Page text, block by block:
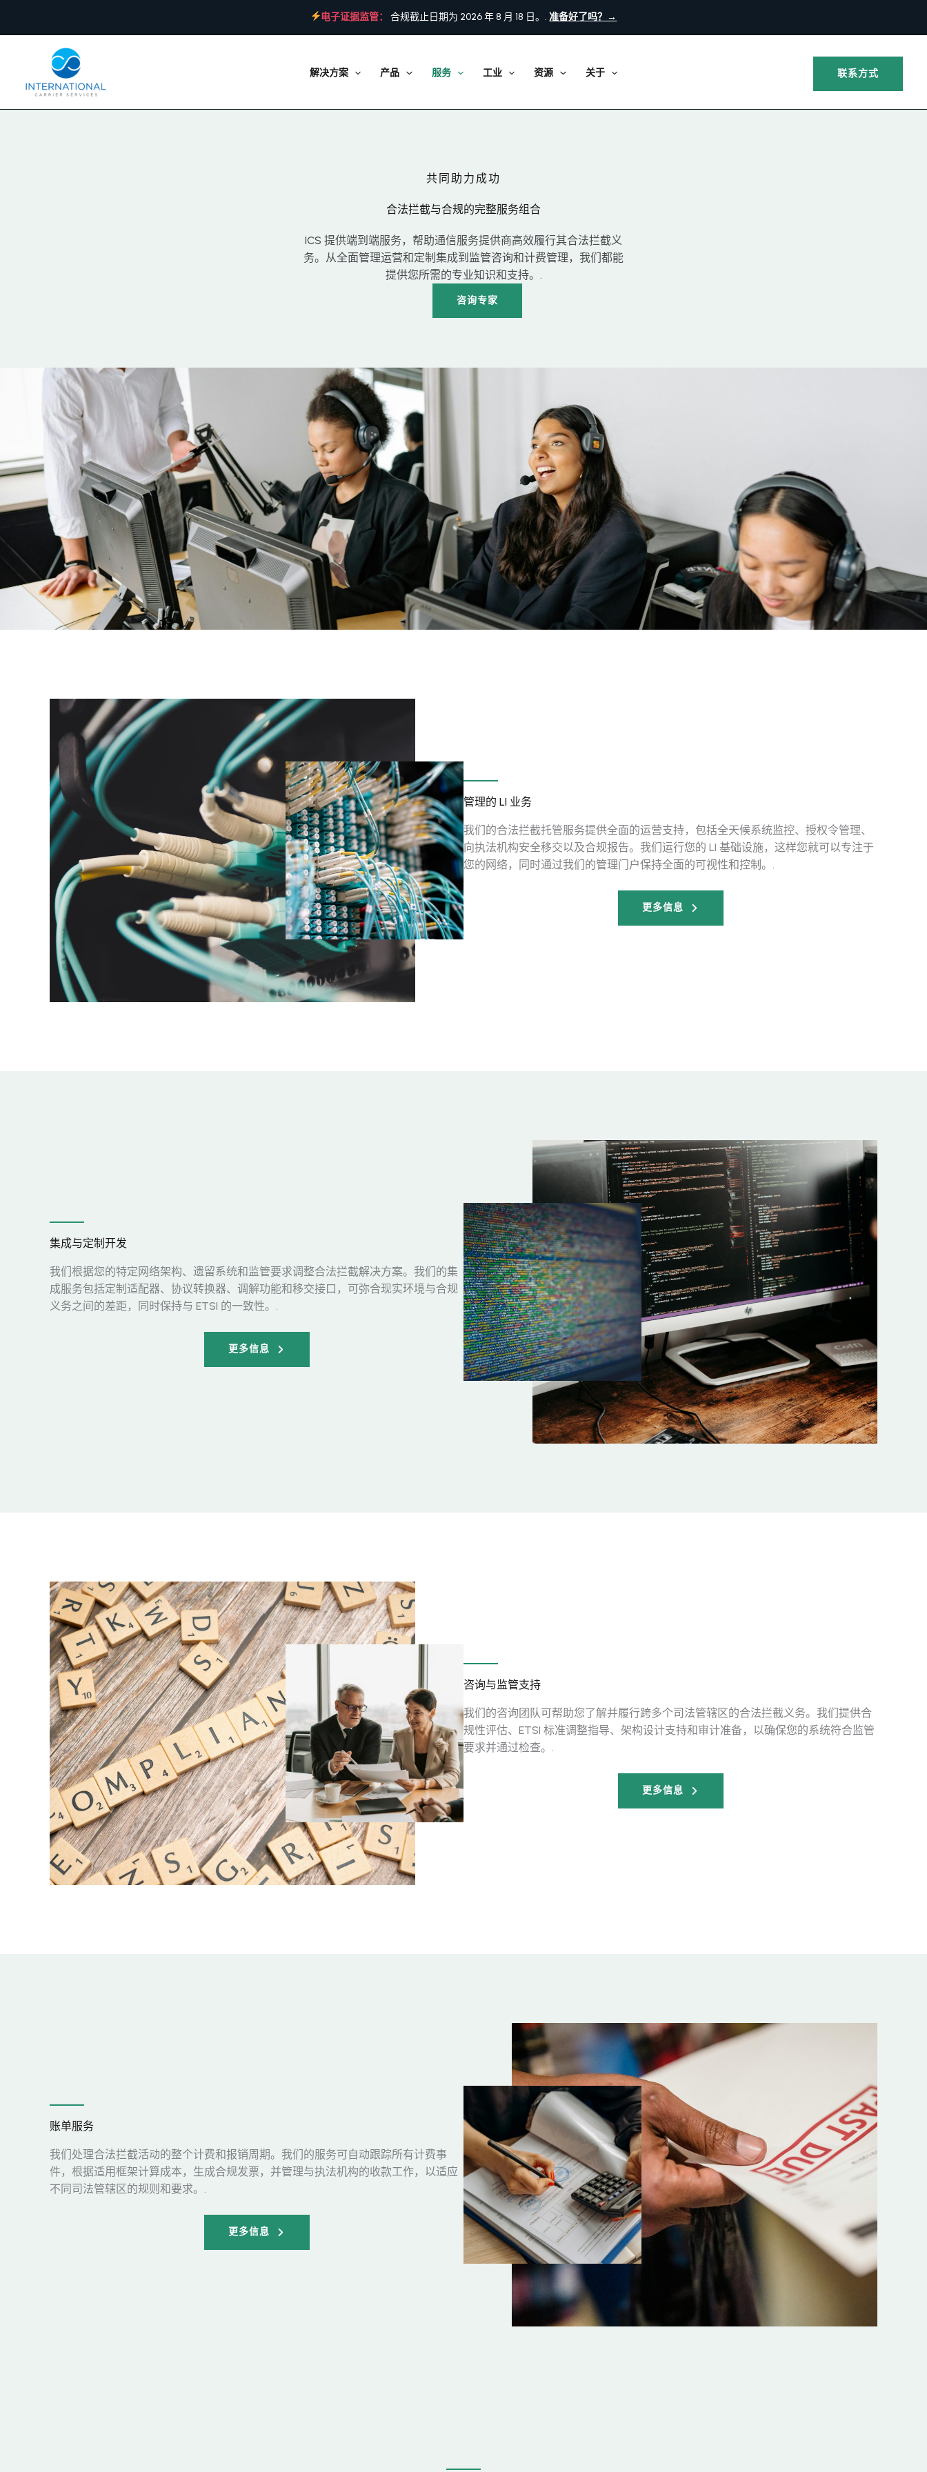
电子证据监管： 合规截止日期为 2026 年 8 月 18 日。.准备好了吗？→
解决方案 产品 服务 工业 资源 关于 联系方式
共同助力成功
合法拦截与合规的完整服务组合
ICS 提供端到端服务，帮助通信服务提供商高效履行其合法拦截义
务。从全面管理运营和定制集成到监管咨询和计费管理，我们都能
提供您所需的专业知识和支持。.
咨询专家
管理的 LI 业务
我们的合法拦截托管服务提供全面的运营支持，包括全天候系统监控、授权令管理、
向执法机构安全移交以及合规报告。我们运行您的 LI 基础设施，这样您就可以专注于
您的网络，同时通过我们的管理门户保持全面的可视性和控制。.
更多信息
集成与定制开发
我们根据您的特定网络架构、遗留系统和监管要求调整合法拦截解决方案。我们的集
成服务包括定制适配器、协议转换器、调解功能和移交接口，可弥合现实环境与合规
义务之间的差距，同时保持与 ETSI 的一致性。.
更多信息
咨询与监管支持
我们的咨询团队可帮助您了解并履行跨多个司法管辖区的合法拦截义务。我们提供合
规性评估、ETSI 标准调整指导、架构设计支持和审计准备，以确保您的系统符合监管
要求并通过检查。.
更多信息
账单服务
我们处理合法拦截活动的整个计费和报销周期。我们的服务可自动跟踪所有计费事
件，根据适用框架计算成本，生成合规发票，并管理与执法机构的收款工作，以适应
不同司法管辖区的规则和要求。.
更多信息